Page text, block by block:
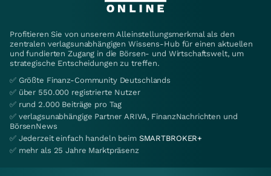
Profitieren Sie von unserem Alleinstellungsmerkmal als den
zentralen verlagsunabhängigen Wissens-Hub für einen aktuellen
und fundierten Zugang in die Börsen- und Wirtschaftswelt, um
strategische Entscheidungen zu treffen.
✅ Größte Finanz-Community Deutschlands
✅ über 550.000 registrierte Nutzer
✅ rund 2.000 Beiträge pro Tag
✅ verlagsunabhängige Partner ARIVA, FinanzNachrichten und
BörsenNews
✅ Jederzeit einfach handeln beim SMARTBROKER+
✅ mehr als 25 Jahre Marktpräsenz